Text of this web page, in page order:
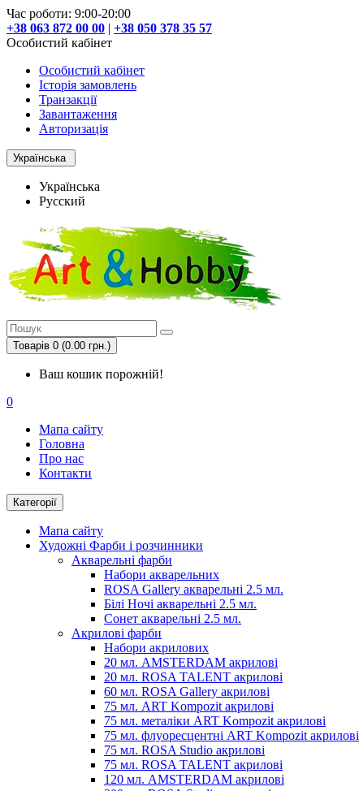
Час роботи: 9:00-20:00
+38 063 872 00 00 | +38 050 378 35 57
Особистий кабінет
Особистий кабінет
Історія замовлень
Транзакції
Завантаження
Авторизація
Українська
Українська
Русский
Товарів 0 (0.00 грн.)
Ваш кошик порожній!
0
Мапа сайту
Головна
Про нас
Контакти
Категорії
Мапа сайту
Художні Фарби і розчинники
Акварельні фарби
Набори акварельних
ROSA Gallery акварельні 2.5 мл.
Білі Ночі акварельні 2.5 мл.
Сонет акварельні 2.5 мл.
Акрилові фарби
Набори акрилових
20 мл. AMSTERDAM акрилові
20 мл. ROSA TALENT акрилові
60 мл. ROSA Gallery акрилові
75 мл. ART Kompozit акрилові
75 мл. металіки ART Kompozit акрилові
75 мл. флуоресцентні ART Kompozit акрилові
75 мл. ROSA Studio акрилові
75 мл. ROSA TALENT акрилові
120 мл. AMSTERDAM акрилові